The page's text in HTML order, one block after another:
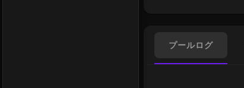
プールログ